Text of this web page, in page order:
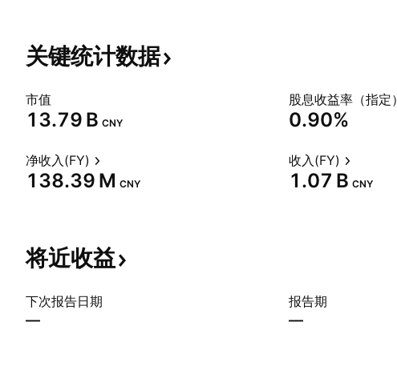
关键统计数据
市值
‪13.79 B‬ CNY
股息收益率（指定）
0.90%
净收入(FY)
‪138.39 M‬ CNY
收入(FY)
‪1.07 B‬ CNY
将近收益
下次报告日期
—
报告期
—